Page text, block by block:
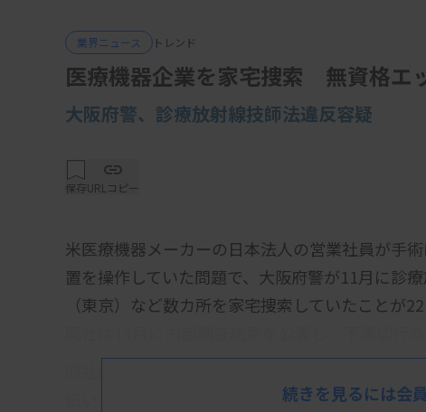
業界ニュース トレンド
医療機器企業を家宅捜索 無資格エ
大阪府警、 診療放射線技師法違反容疑
保存URLコピー
米医療機器メーカーの日本法人の営業社員が手
置を操作していた問題で、大阪府警が11月に診
（東京）など数カ所を家宅捜索していたことが
伝い、無資格にもかかわらずエックス線照射装
続きを見るには会